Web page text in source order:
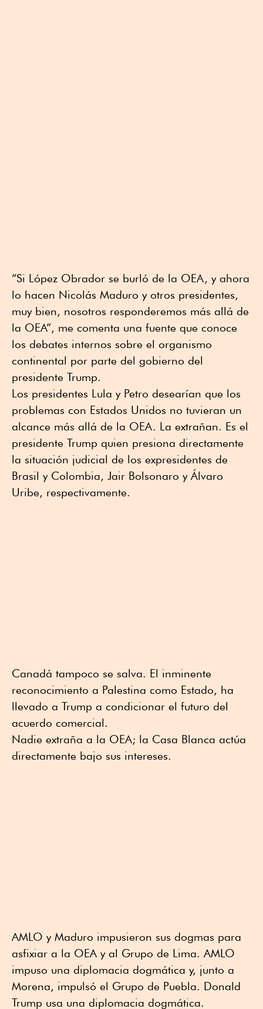
“Si López Obrador se burló de la OEA, y ahora
lo hacen Nicolás Maduro y otros presidentes,
muy bien, nosotros responderemos más allá de
la OEA”, me comenta una fuente que conoce
los debates internos sobre el organismo
continental por parte del gobierno del
presidente Trump.
Los presidentes Lula y Petro desearían que los
problemas con Estados Unidos no tuvieran un
alcance más allá de la OEA. La extrañan. Es el
presidente Trump quien presiona directamente
la situación judicial de los expresidentes de
Brasil y Colombia, Jair Bolsonaro y Álvaro
Uribe, respectivamente.
Canadá tampoco se salva. El inminente
reconocimiento a Palestina como Estado, ha
llevado a Trump a condicionar el futuro del
acuerdo comercial.
Nadie extraña a la OEA; la Casa Blanca actúa
directamente bajo sus intereses.
AMLO y Maduro impusieron sus dogmas para
asfixiar a la OEA y al Grupo de Lima. AMLO
impuso una diplomacia dogmática y, junto a
Morena, impulsó el Grupo de Puebla. Donald
Trump usa una diplomacia dogmática.